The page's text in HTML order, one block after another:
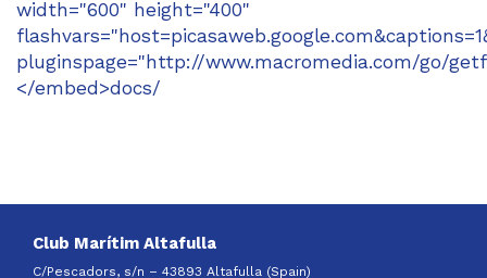
width="600" height="400"
pluginspage="http://www.macromedia.com/go/
</embed>docs/
Club Marítim Altafulla
C/Pescadors, s/n – 43893 Altafulla (Spain)